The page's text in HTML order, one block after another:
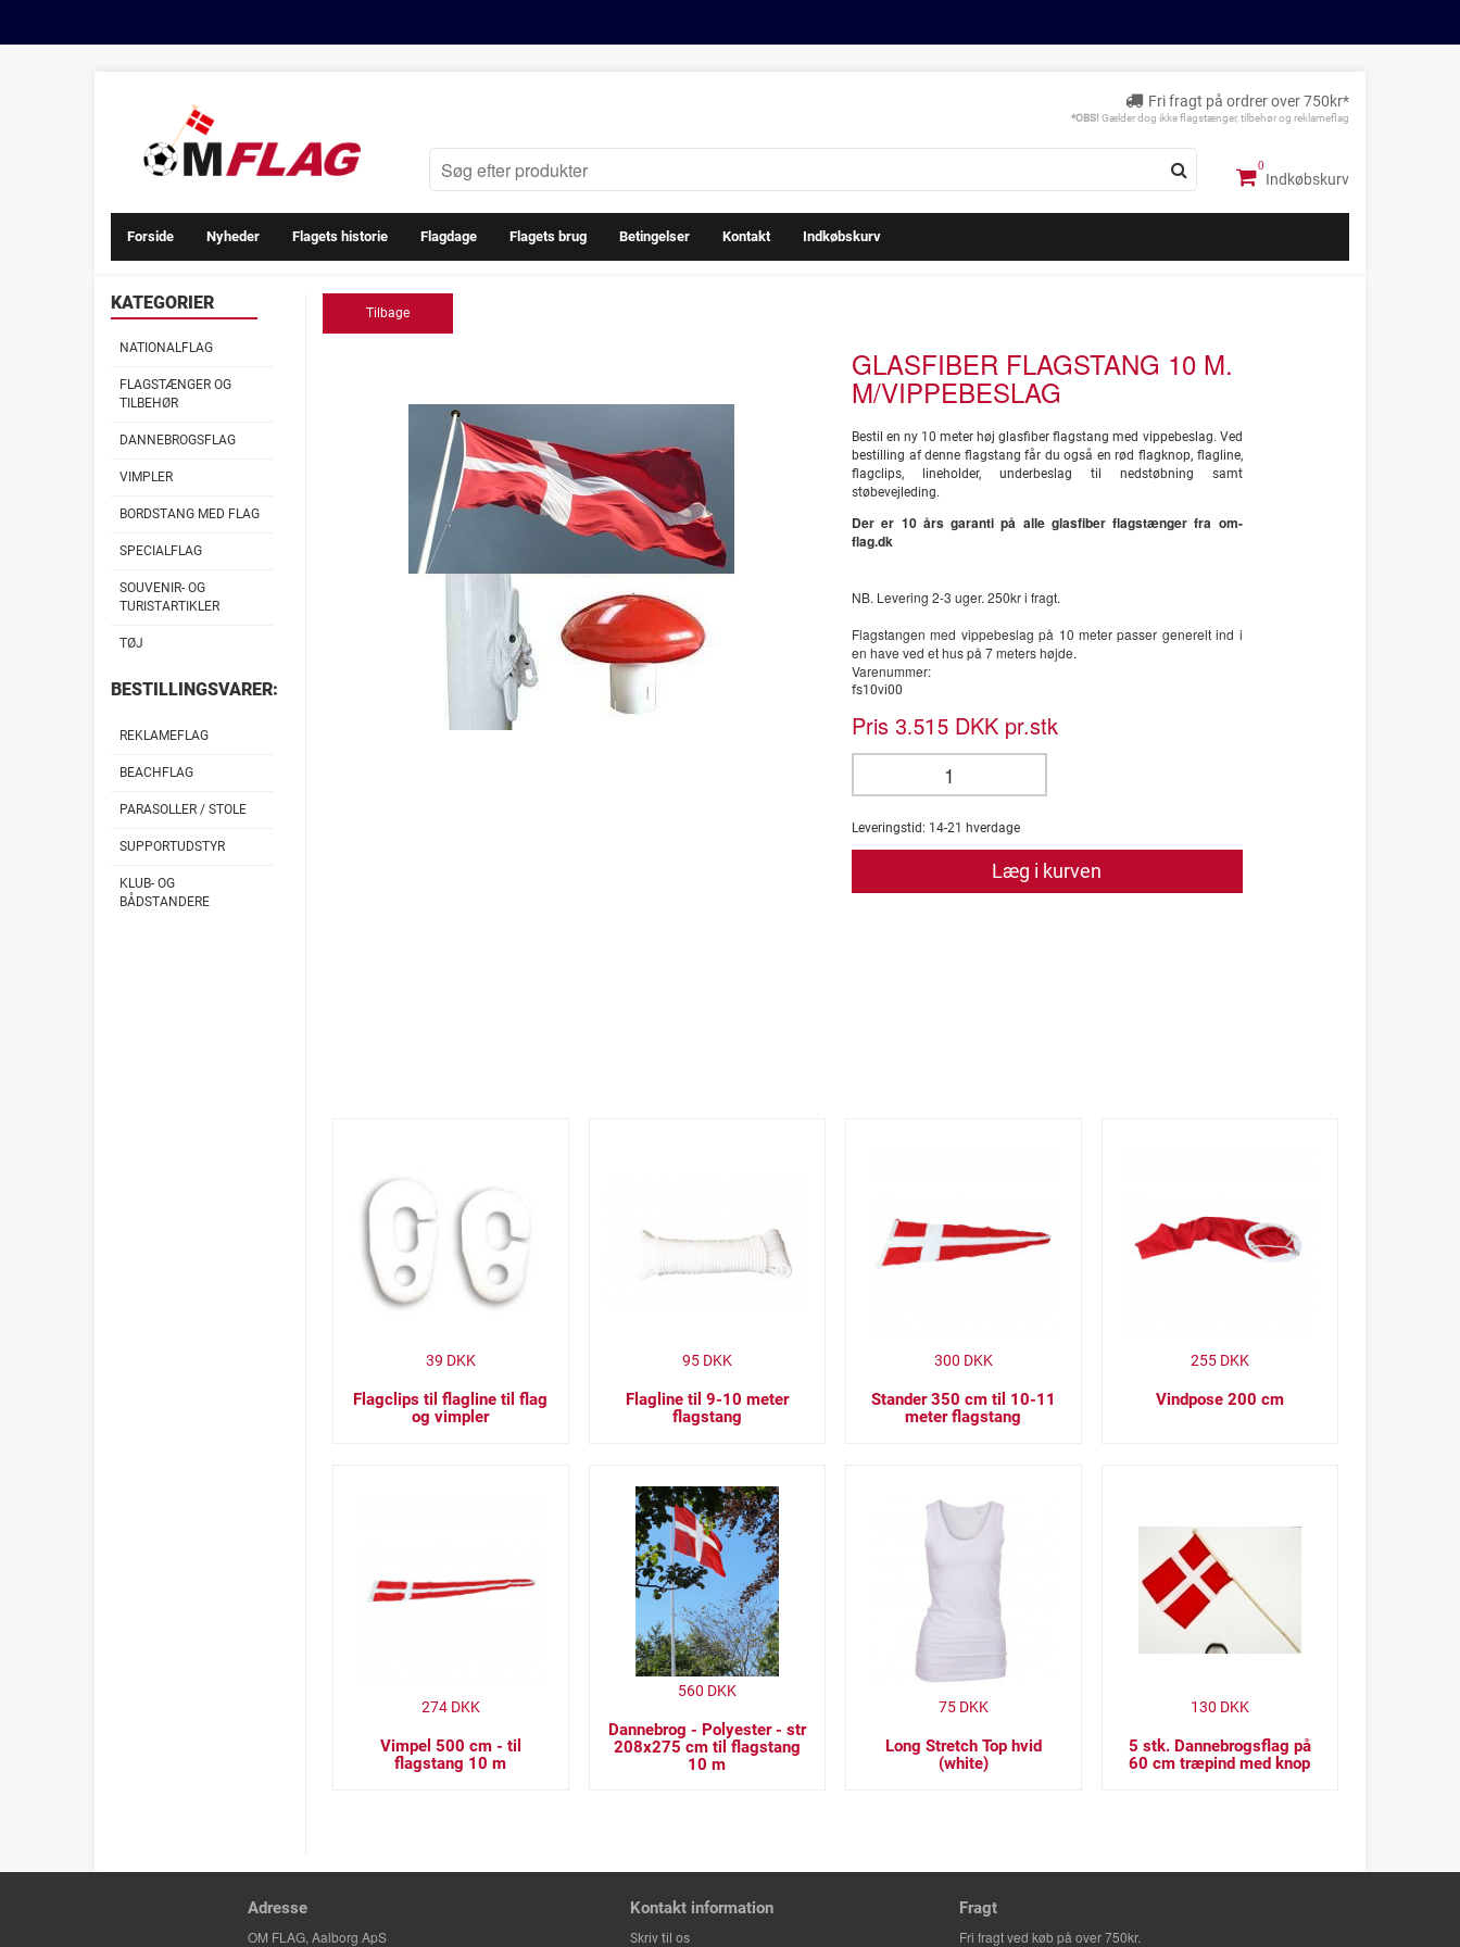
Fri fragt på ordrer over 750kr*
*OBS! Gælder dog ikke flagstænger, tilbehør og reklameflag
Indkøbskurv
Forside Nyheder Flagets historie Flagdage Flagets brug Betingelser Kontakt Indkøbskurv
KATEGORIER
NATIONALFLAG
FLAGSTÆNGER OG
TILBEHØR
DANNEBROGSFLAG
VIMPLER
BORDSTANG MED FLAG
SPECIALFLAG
SOUVENIR- OG
TURISTARTIKLER
TØJ
BESTILLINGSVARER:
REKLAMEFLAG
BEACHFLAG
PARASOLLER / STOLE
SUPPORTUDSTYR
KLUB- OG
BÅDSTANDERE
Tilbage
GLASFIBER FLAGSTANG 10 M.
M/VIPPEBESLAG
Bestil en ny 10 meter høj glasfiber flagstang med vippebeslag. Ved
bestilling af denne flagstang får du også en rød flagknop, flagline,
flagclips, lineholder, underbeslag til nedstøbning samt
støbevejleding.
Der er 10 års garanti på alle glasfiber flagstænger fra om-
flag.dk
NB. Levering 2-3 uger. 250kr i fragt.
Flagstangen med vippebeslag på 10 meter passer generelt ind i
en have ved et hus på 7 meters højde.
Varenummer:
fs10vi00
Pris 3.515 DKK pr.stk
Leveringstid: 14-21 hverdage
Læg i kurven
Flagclips til flagline til flag
og vimpler
39 DKK
Flagline til 9-10 meter
flagstang
95DKK
Stander 350 cm til 10-11
meter flagstang
300 DKK
Vindpose 200 cm
255DKK
Vimpel 500 cm - til
flagstang 10 m
274DKK
Dannebrog - Polyester - str
208x275 cm til flagstang
10 m
560 DKK
Long Stretch Top hvid
(white)
75DKK
5 stk. Dannebrogsflag på
60 cm træpind med knop
130 DKK
Adresse
OM FLAG, Aalborg ApS
Kontakt information
Skriv til os
Fragt
Fri fragt ved køb på over 750kr.